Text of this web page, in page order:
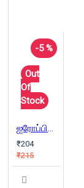
-5 %
Out
Of
Stock
ஐரோப்பியத் தத்துவங்கள்
₹204
₹215